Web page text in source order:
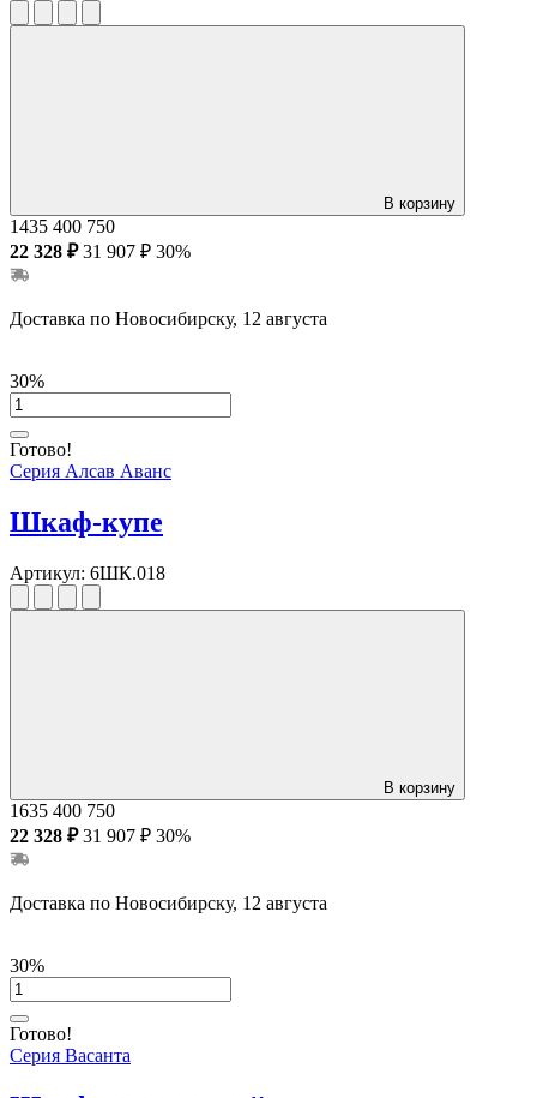
В корзину
1435 400 750
22 328 ₽ 31 907 ₽ 30%
Доставка по Новосибирску, 12 августа
30%
Готово!
Серия Алсав Аванс
Шкаф-купе
Артикул: 6ШК.018
В корзину
1635 400 750
22 328 ₽ 31 907 ₽ 30%
Доставка по Новосибирску, 12 августа
30%
Готово!
Серия Васанта